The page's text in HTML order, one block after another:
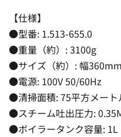
【仕様】
●型番: 1.513-655.0
●重量（約）: 3100g
●サイズ（約）: 幅
●電源: 100V 50/60Hz
●清掃面積: 75平方メート
●スチーム吐出圧力:
●ボイラータンク容量: 1L